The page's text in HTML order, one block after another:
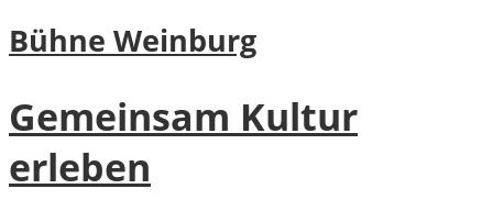
Bühne Weinburg
Gemeinsam Kultur
erleben